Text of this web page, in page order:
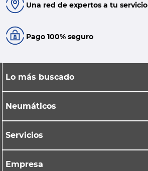
Una red de expertos a tu servicio
Pago 100% seguro
Lo más buscado
Neumáticos
Servicios
Empresa